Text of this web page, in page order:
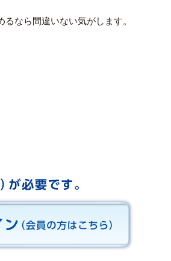
なら間違いない気がします。